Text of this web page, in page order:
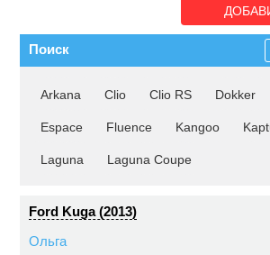
Поиск
Arkana Clio Clio RS Dokker
Espace Fluence Kangoo
Laguna Laguna Coupe
Ford Kuga (2013)
Ольга